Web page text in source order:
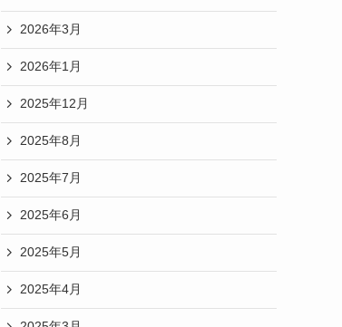
2026年3月
2026年1月
2025年12月
2025年8月
2025年7月
2025年6月
2025年5月
2025年4月